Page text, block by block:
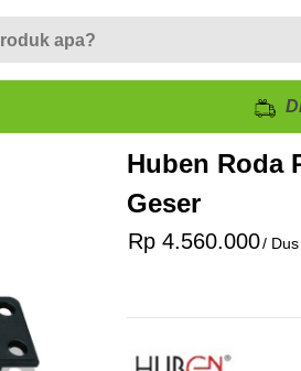
Huben Roda
Geser
Rp 4.560.000/ Dus